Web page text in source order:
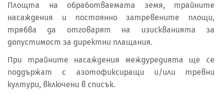
Площта на обработваемата земя, трайните
насаждения и постоянно затревените площи,
трябва да отговарят на изискванията за
допустимост за директни плащания.
При трайните насаждения междуредията ще се
поддържат с азотофиксиращи и/или тревни
култури, включени в списък.